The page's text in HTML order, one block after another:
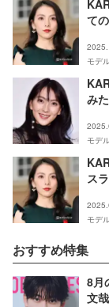
て
モデ
み
モデ
ス
モデ
おすすめ特集
8月
文哉